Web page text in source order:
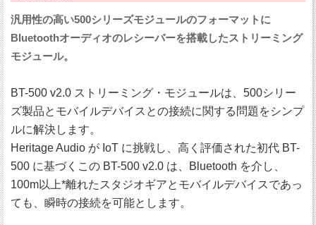
汎用性の高い500シリーズモジュールのフォーマットに
Bluetoothオーディオのレシーバーを搭載したストリーミング
モジュール。
BT-500 v2.0 ストリーミング・モジュールは、500シリー
ズ製品とモバイルデバイスとの接続に関する問題をシンプ
ルに解決します。
Heritage Audio が IoT に挑戦し、高く評価された初代 BT-
500 に基づくこの BT-500 v2.0 は、Bluetooth を介し、
100m以上*離れたスタジオギアとモバイルデバイスであっ
ても、瞬時の接続を可能とします。